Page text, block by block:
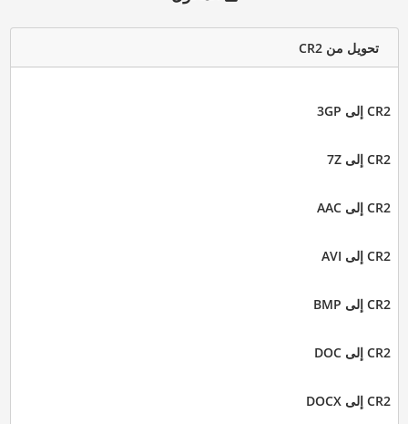
تحويل من CR2
CR2 إلى 3GP
CR2 إلى 7Z
CR2 إلى AAC
CR2 إلى AVI
CR2 إلى BMP
CR2 إلى DOC
CR2 إلى DOCX